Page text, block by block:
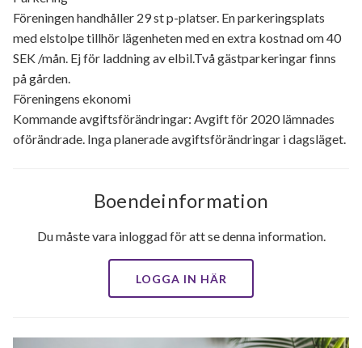
Föreningen handhåller 29 st p-platser. En parkeringsplats
med elstolpe tillhör lägenheten med en extra kostnad om 40
SEK /mån. Ej för laddning av elbil.Två gästparkeringar finns
på gården.
Föreningens ekonomi
Kommande avgiftsförändringar: Avgift för 2020 lämnades
oförändrade. Inga planerade avgiftsförändringar i dagsläget.
Boendeinformation
Du måste vara inloggad för att se denna information.
LOGGA IN HÄR